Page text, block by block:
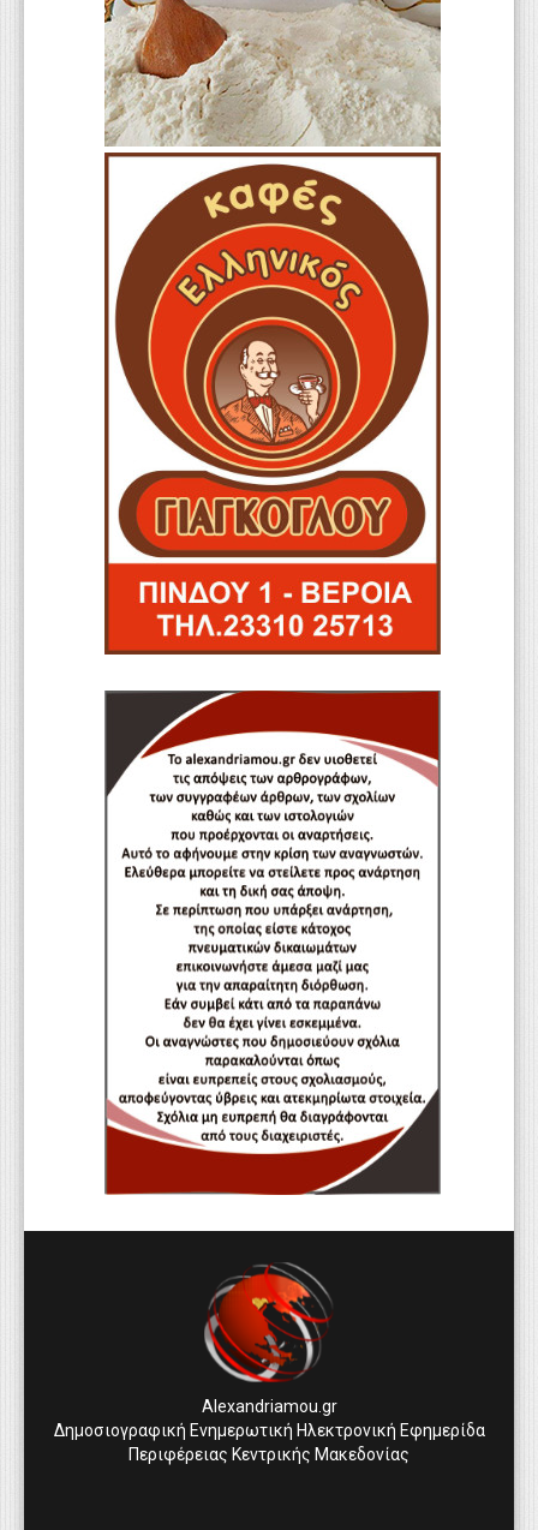
Alexandriamou.gr
Δημοσιογραφική Ενημερωτική Ηλεκτρονική Εφημερίδα
Περιφέρειας Κεντρικής Μακεδονίας